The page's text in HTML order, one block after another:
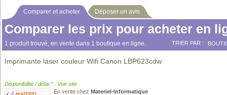
Comparer et acheter Déposer un avis
Comparer les prix pour acheter en
1 produit trouvé, en vente dans 1 boutique en ligne. TRIER PAR :
Imprimante laser couleur Wifi Canon LBP623cdw
Disponibilité / délai * : Voir site
En vente chez Materiel-Informatique